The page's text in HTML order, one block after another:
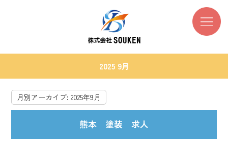
2025 9月
月別アーカイブ:2025年9月
熊本 塗装 求人